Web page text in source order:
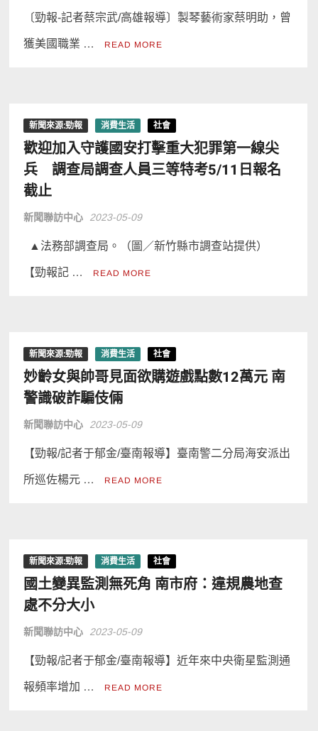
〔勁報-記者蔡宗武/高雄報導〕製琴藝術家蔡明助，曾
獲美國職業 … READ MORE
新聞來源:勁報 消費生活 社會
歡迎加入守護國安打擊重大犯罪第一線尖
兵 調查局調查人員三等特考5/11日報名
截止
新聞聯訪中心 2023-05-09
▲法務部調查局。（圖／新竹縣市調查站提供）
【勁報記 … READ MORE
新聞來源:勁報 消費生活 社會
妙齡女與帥哥見面欲購遊戲點數12萬元 南
警識破詐騙伎倆
新聞聯訪中心 2023-05-09
【勁報/記者于郁金/臺南報導】臺南警二分局海安派出
所巡佐楊元 … READ MORE
新聞來源:勁報 消費生活 社會
國土變異監測無死角 南市府：違規農地查
處不分大小
新聞聯訪中心 2023-05-09
【勁報/記者于郁金/臺南報導】近年來中央衛星監測通
報頻率增加 … READ MORE